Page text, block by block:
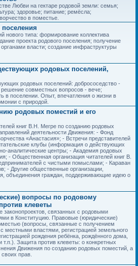
Любви на гектаре родовой земли: семья;
здоровье; питание; ремёсла;
в поместье.
нового типа: формирование коллектива
проекта родового поселения; получение
власти; создание инфраструктуры
родовых поселений,
родовых поселений: добрососедство -
совместных вопросов - вече;
в поселении. Опыт, впечатления о жизни в
с природой.
родовых поместий и его
книг В.Н. Мегре по созданию родовых
деятельности Движения: - Фонд
«Анастасия»; - Встречи представителей
клубы (информация о действующих
аналитические центры; - Академия родовых
- Общественная организация читателей книг В.
с чистыми помыслами; - Караван
- Другие общественные организации,
объединения граждан, поддерживающие идею о
вопросы по родовому
клеветы
законопроектов, связанных с родовыми
в Конституцию. Правовые (юридические)
(вопросы, связанные с получением
местными властями, регистрацией земельного
рождения ребёнка, рождённого дома,
Защита против клеветы: о конкретных
Движения по созданию родовых поместий, а
прав.